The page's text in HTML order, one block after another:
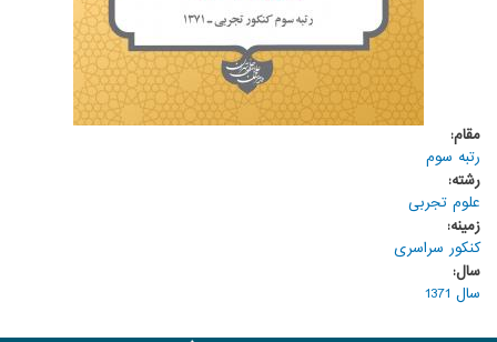
مقام:
رتبه سوم
رشته:
علوم تجربی
زمینه:
کنکور سراسری
سال:
سال 1371